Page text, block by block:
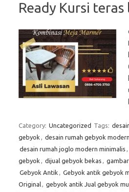
Ready Kursi teras
Category: Uncategorized Tags:
gebyok , desain rumah gebyok modern
desain rumah joglo modern minimalis ,
gebyok , dijual gebyok bekas ,
Gebyok Antik , Gebyok antik gebyok
Original, gebyok antik Jual gebyok